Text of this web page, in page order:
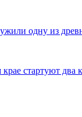
одну из
стартуют